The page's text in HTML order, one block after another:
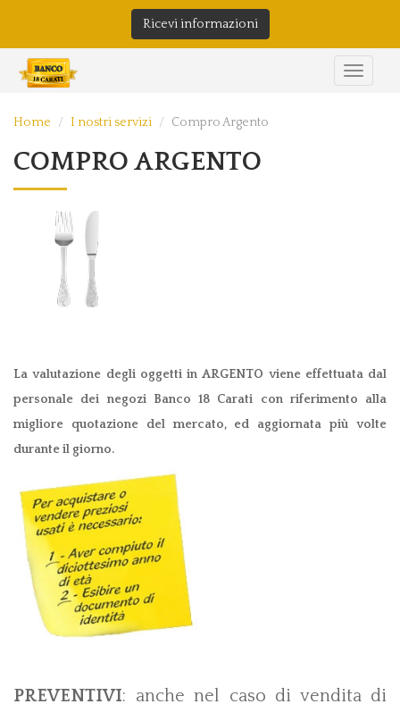
Ricevi informazioni
Home I nostri servizi Compro Argento
COMPRO ARGENTO
La valutazione degli oggetti in ARGENTO viene effettuata dal
personale dei negozi Banco 18 Carati con riferimento alla
migliore quotazione del mercato, ed aggiornata più volte
durante il giorno.
PREVENTIVI: anche nel caso di vendita di